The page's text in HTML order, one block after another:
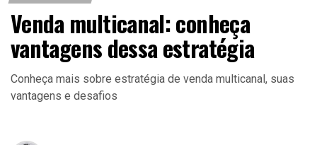
Venda multicanal: conheça
vantagens dessa estratégia
Conheça mais sobre estratégia de venda multicanal, suas
vantagens e desafios